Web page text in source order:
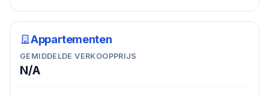
Appartementen
GEMIDDELDE VERKOOPPRIJS
N/A